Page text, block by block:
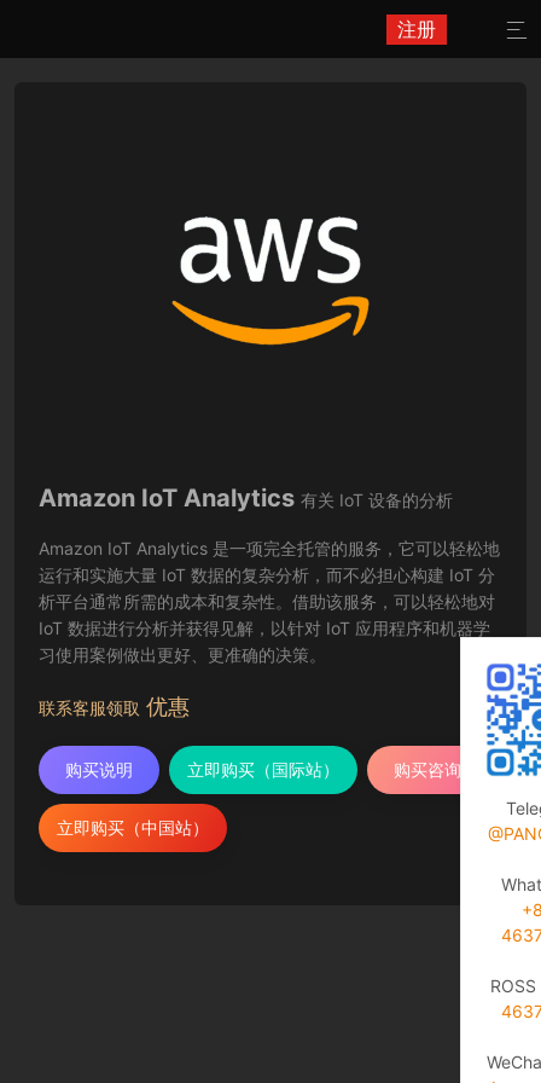
注册 
Amazon IoT Analytics 有关 IoT 设备的分析
Amazon IoT Analytics 是一项完全托管的服务，它可以轻松地
运行和实施大量 IoT 数据的复杂分析，而不必担心构建 IoT 分
析平台通常所需的成本和复杂性。借助该服务，可以轻松地对
IoT 数据进行分析并获得见解，以针对 IoT 应用程序和机器学
习使用案例做出更好、更准确的决策。
联系客服领取 优惠
购买说明 立即购买（国际站） 购买咨询
立即购买（中国站）